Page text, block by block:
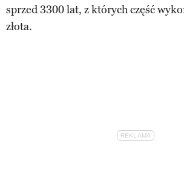
sprzed 3300 lat, z których część
złota.